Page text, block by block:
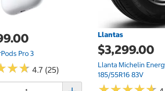
Pro 3
★★
★★ 4.7 (25)
Llantas
$3,299.00
Llanta Michelin
185/55R16 83V